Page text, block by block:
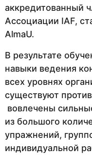
аккредитованный
Ассоциации IAF,
AlmaU.
В результате
навыки ведения
всех уровнях
существуют
вовлечены
из большого
упражнений,
индивидуальной